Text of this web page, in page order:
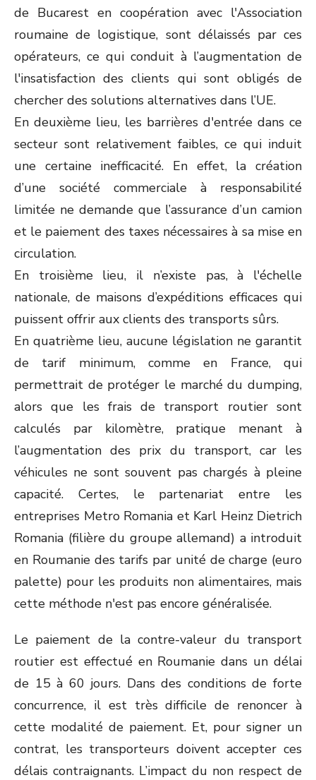
de Bucarest en coopération avec l'Association
roumaine de logistique, sont délaissés par ces
opérateurs, ce qui conduit à l’augmentation de
l'insatisfaction des clients qui sont obligés de
chercher des solutions alternatives dans l’UE.
En deuxième lieu, les barrières d'entrée dans ce
secteur sont relativement faibles, ce qui induit
une certaine inefficacité. En effet, la création
d’une société commerciale à responsabilité
limitée ne demande que l’assurance d’un camion
et le paiement des taxes nécessaires à sa mise en
circulation.
En troisième lieu, il n’existe pas, à l'échelle
nationale, de maisons d’expéditions efficaces qui
puissent offrir aux clients des transports sûrs.
En quatrième lieu, aucune législation ne garantit
de tarif minimum, comme en France, qui
permettrait de protéger le marché du dumping,
alors que les frais de transport routier sont
calculés par kilomètre, pratique menant à
l’augmentation des prix du transport, car les
véhicules ne sont souvent pas chargés à pleine
capacité. Certes, le partenariat entre les
entreprises Metro Romania et Karl Heinz Dietrich
Romania (filière du groupe allemand) a introduit
en Roumanie des tarifs par unité de charge (euro
palette) pour les produits non alimentaires, mais
cette méthode n'est pas encore généralisée.
Le paiement de la contre-valeur du transport
routier est effectué en Roumanie dans un délai
de 15 à 60 jours. Dans des conditions de forte
concurrence, il est très difficile de renoncer à
cette modalité de paiement. Et, pour signer un
contrat, les transporteurs doivent accepter ces
délais contraignants. L’impact du non respect de